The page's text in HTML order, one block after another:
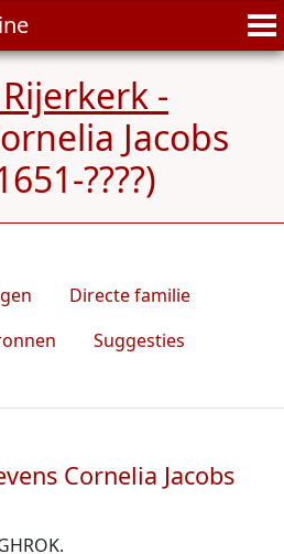
-
Jacobs
????)
Directe familie
Suggesties
Cornelia Jacobs